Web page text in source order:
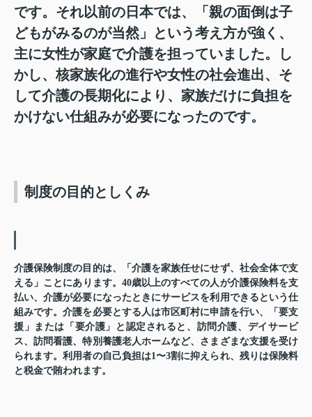
です。それ以前の日本では、「親の面倒は子
どもがみるのが当然」という考え方が強く、
主に女性が家庭で介護を担っていました。し
かし、核家族化の進行や女性の社会進出、そ
して介護の長期化により、家族だけに負担を
かけない仕組みが必要になったのです。
制度の目的としくみ
介護保険制度の目的は、
「介護を家族任せにせず、社会全体で支
える」 ことにあります。40歳以上のすべての人が介護保険料を支
払い、介護が必要になったときにサービスを利用できるという仕
組みです。介護を必要とする人は市区町村に申請を行い、「要支
援」または「要介護」と認定されると、訪問介護、デイサービ
ス、訪問看護、特別養護老人ホームなど、さまざまな支援を受け
られます。利用者の自己負担は1〜3割に抑えられ、残りは保険料
と税金で賄われます。